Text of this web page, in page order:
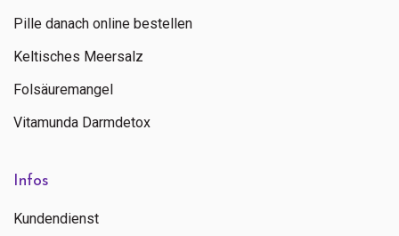
Pille danach online bestellen
Keltisches Meersalz
Folsäuremangel
Vitamunda Darmdetox
Infos
Kundendienst